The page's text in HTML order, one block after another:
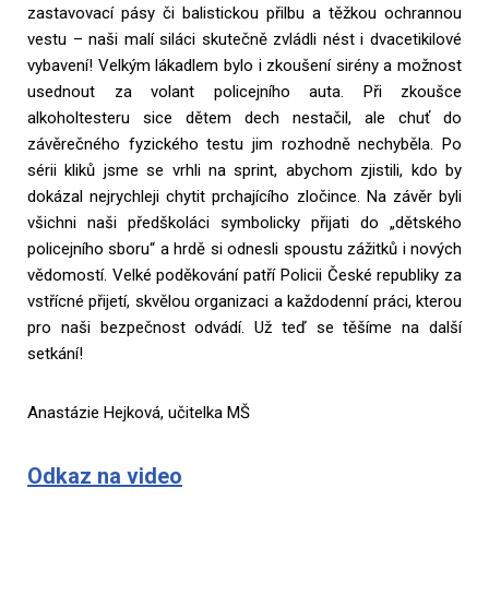
zastavovací pásy či balistickou přilbu a těžkou ochrannou
vestu – naši malí siláci skutečně zvládli nést i dvacetikilové
vybavení! Velkým lákadlem bylo i zkoušení sirény a možnost
usednout za volant policejního auta. Při zkoušce
alkoholtesteru sice dětem dech nestačil, ale chuť do
závěrečného fyzického testu jim rozhodně nechyběla. Po
sérii kliků jsme se vrhli na sprint, abychom zjistili, kdo by
dokázal nejrychleji chytit prchajícího zločince. Na závěr byli
všichni naši předškoláci symbolicky přijati do „dětského
policejního sboru“ a hrdě si odnesli spoustu zážitků i nových
vědomostí. Velké poděkování patří Policii České republiky za
vstřícné přijetí, skvělou organizaci a každodenní práci, kterou
pro naši bezpečnost odvádí. Už teď se těšíme na další
setkání!
Anastázie Hejková, učitelka MŠ
Odkaz na video